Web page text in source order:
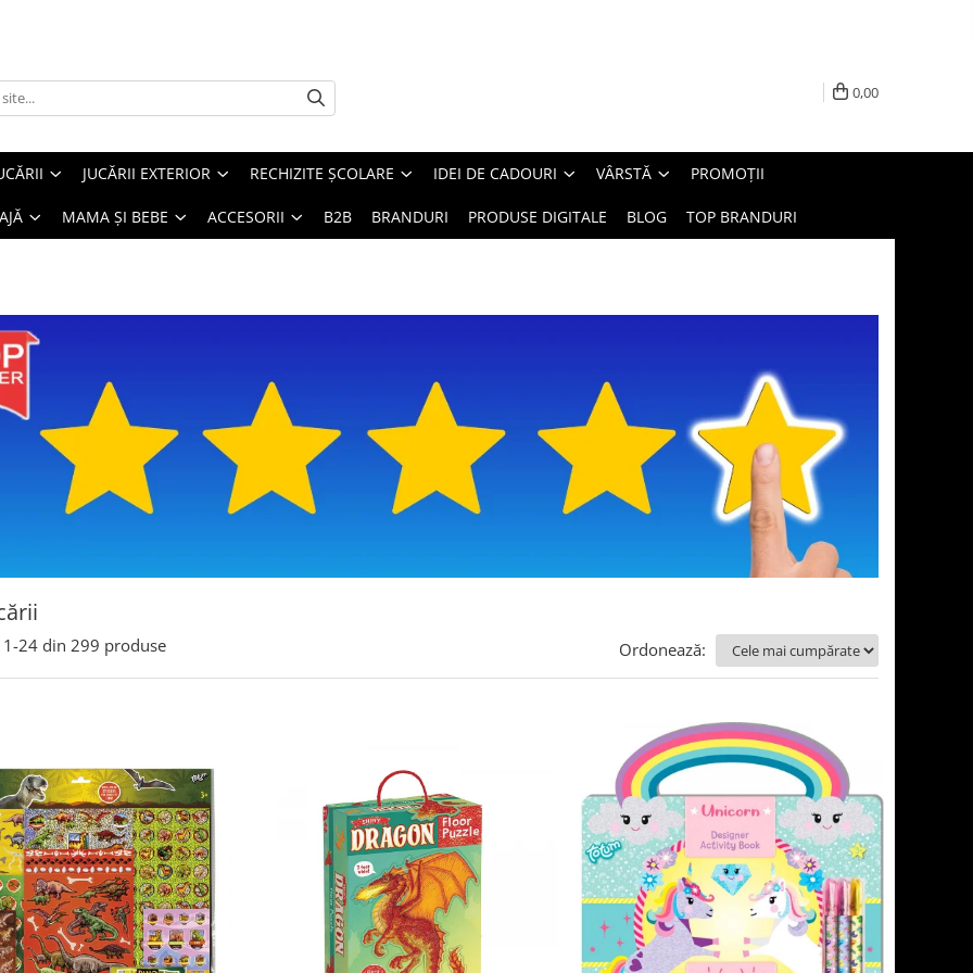
0,00
JUCĂRII EXTERIOR RECHIZITE ȘCOLARE IDEI DE CADOURI VÂRSTĂ PROMOȚII
MAMA ȘI BEBE ACCESORII B2B BRANDURI PRODUSE DIGITALE BLOG TOP BRANDURI
1-24 din 299 produse Ordonează: